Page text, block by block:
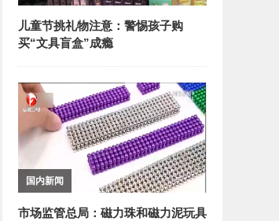
儿童节挑礼物注意：警惕孩子购
买“文具盲盒”成瘾
国内新闻
市场监管总局：磁力珠和磁力泥玩具